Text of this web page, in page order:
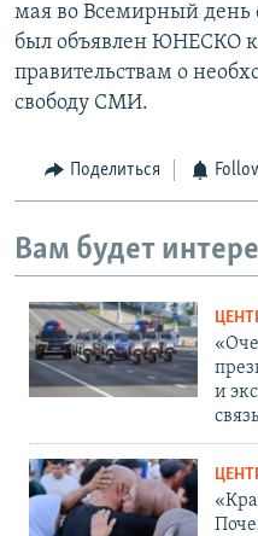
мая во Всемирный день
был объявлен ЮНЕСКО
правительствам о
свободу СМИ.
Поделиться
Вам будет
и